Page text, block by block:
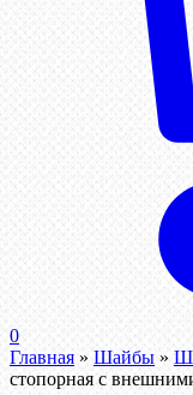
0
Главная » Шайбы »
стопорная с